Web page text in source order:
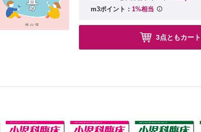
m3ポイント： 1%相当
3点ともカー